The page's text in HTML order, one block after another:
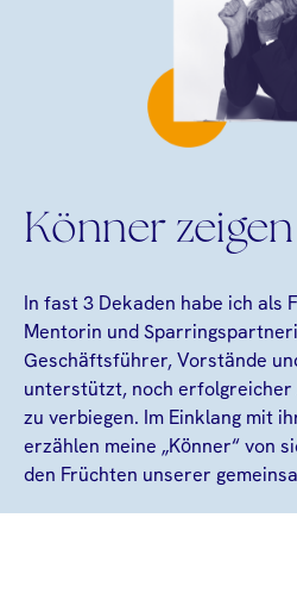
Könner
In fast 3 Dekaden habe ich als
Mentorin und
Geschäftsführer, Vorstände
unterstützt, noch erfolgreicher
zu verbiegen. Im Einklang mit
erzählen meine „Könner“ von
den Früchten unserer